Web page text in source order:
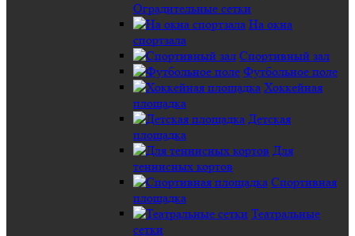
Оградительные сетки
На окна
спортзала
Спортивный зал
Футбольное поле
Хоккейная
площадка
Детская
площадка
Для
теннисных кортов
Спортивная
площадка
Театральные
сетки